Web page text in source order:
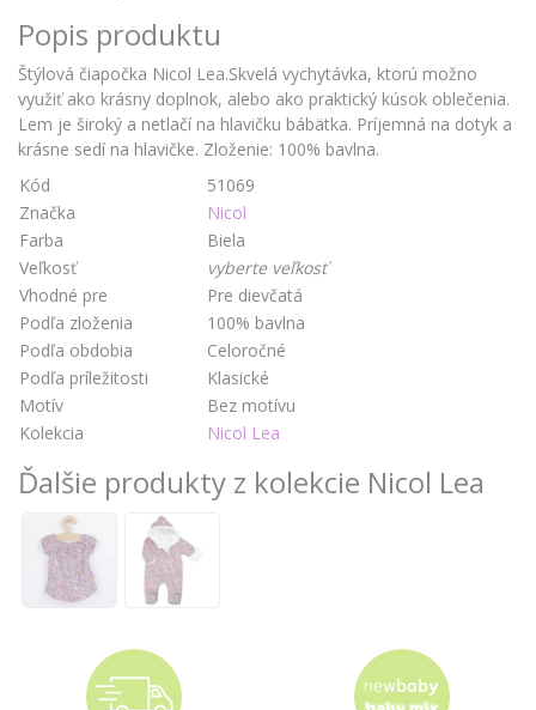
Popis produktu
Štýlová čiapočka Nicol Lea.Skvelá vychytávka, ktorú možno
využiť ako krásny doplnok, alebo ako praktický kúsok oblečenia.
Lem je široký a netlačí na hlavičku bábätka. Príjemná na dotyk a
krásne sedí na hlavičke. Zloženie: 100% bavlna.
Kód
51069
Značka
Nicol
Farba
Biela
Veľkosť
vyberte veľkosť
Vhodné pre
Pre dievčatá
Podľa zloženia
100% bavlna
Podľa obdobia
Celoročné
Podľa príležitosti
Klasické
Motív
Bez motívu
Kolekcia
Nicol Lea
Ďalšie produkty z kolekcie Nicol Lea